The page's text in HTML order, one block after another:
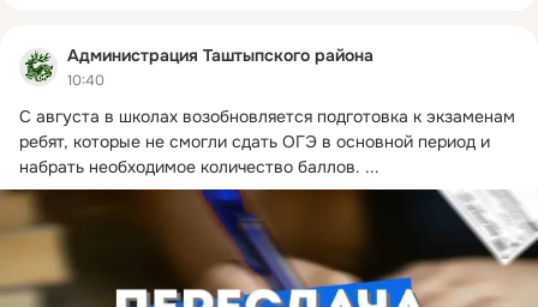
Администрация Таштыпского района
10:40
С августа в школах возобновляется подготовка к экзаменам
ребят, которые не смогли сдать ОГЭ в основной период и
набрать необходимое количество баллов. ...